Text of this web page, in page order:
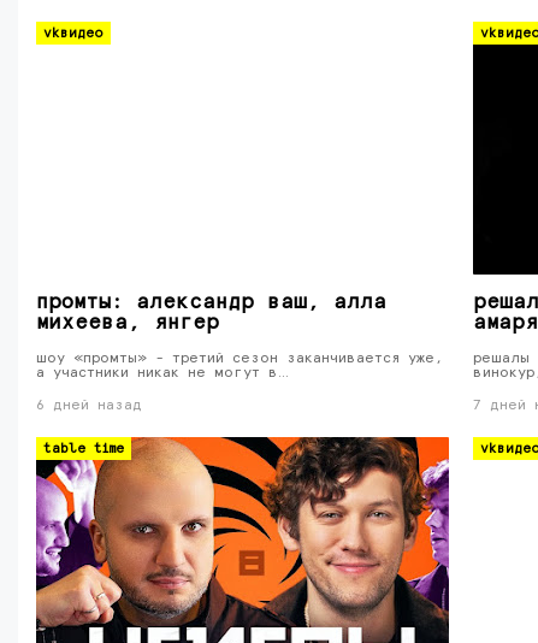
vkвидео
промты: александр ваш, алла
михеева, янгер
шоу «промты» - третий сезон заканчивается уже,
а участники никак не могут в…
6 дней назад 7 дней
table time